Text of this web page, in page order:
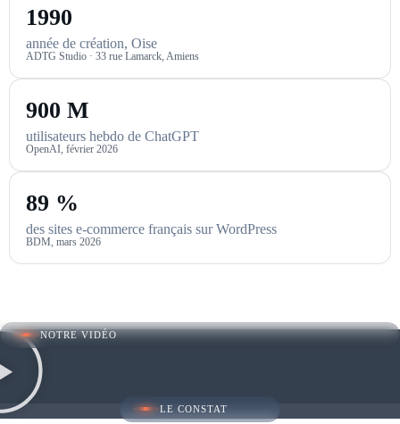
1990
année de création, Oise
ADTG Studio · 33 rue Lamarck, Amiens
900 M
utilisateurs hebdo de ChatGPT
OpenAI, février 2026
89 %
des sites e-commerce français sur WordPress
BDM, mars 2026
NOTRE VIDÉO
LE CONSTAT